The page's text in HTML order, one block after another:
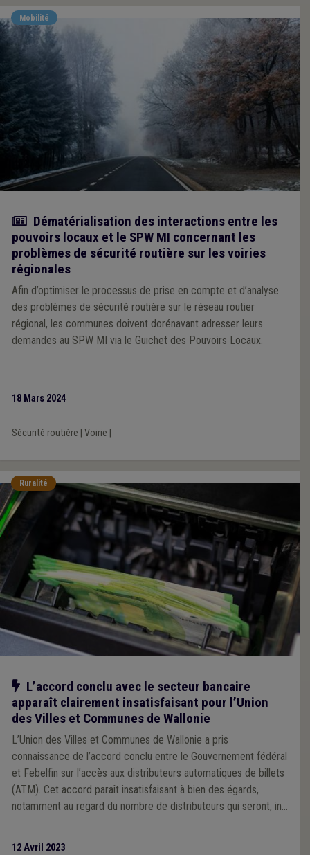
Mobilité
Actualité
Dématérialisation des interactions entre les
pouvoirs locaux et le SPW MI concernant les
problèmes de sécurité routière sur les voiries
régionales
Afin d’optimiser le processus de prise en compte et d’analyse
des problèmes de sécurité routière sur le réseau routier
régional, les communes doivent dorénavant adresser leurs
demandes au SPW MI via le Guichet des Pouvoirs Locaux.
18 Mars 2024
Sécurité routière Voirie
Ruralité
Notre action
L’accord conclu avec le secteur bancaire
apparaît clairement insatisfaisant pour l’Union
des Villes et Communes de Wallonie
L’Union des Villes et Communes de Wallonie a pris
connaissance de l’accord conclu entre le Gouvernement fédéral
et Febelfin sur l’accès aux distributeurs automatiques de billets
(ATM). Cet accord paraît insatisfaisant à bien des égards,
notamment au regard du nombre de distributeurs qui seront, in
12 Avril 2023